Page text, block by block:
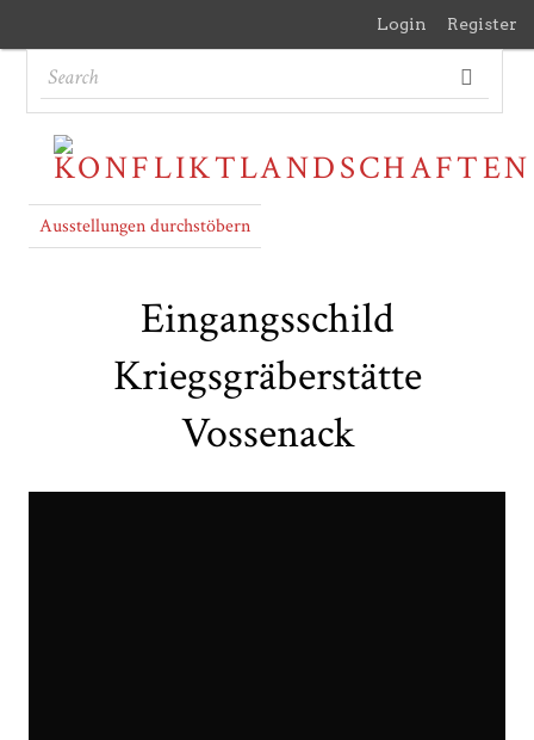
Login Register
Ausstellungen durchstöbern
Eingangsschild
Kriegsgräberstätte
Vossenack